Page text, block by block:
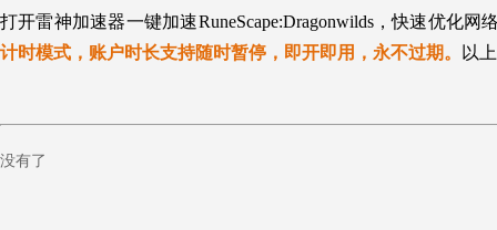
打开雷神加速器一键加速RuneScape:Dragonwilds，快速优化网
计时模式，账户时长支持随时暂停，即开即用，永不过期。
以
没有了